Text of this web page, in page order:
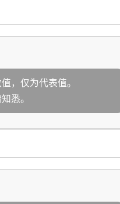
，仅为代表值。
悉。